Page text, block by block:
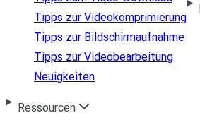
Tipps zur Videokomprimierung
Tipps zur Bildschirmaufnahme
Tipps zur Videobearbeitung
Neuigkeiten
Ressourcen